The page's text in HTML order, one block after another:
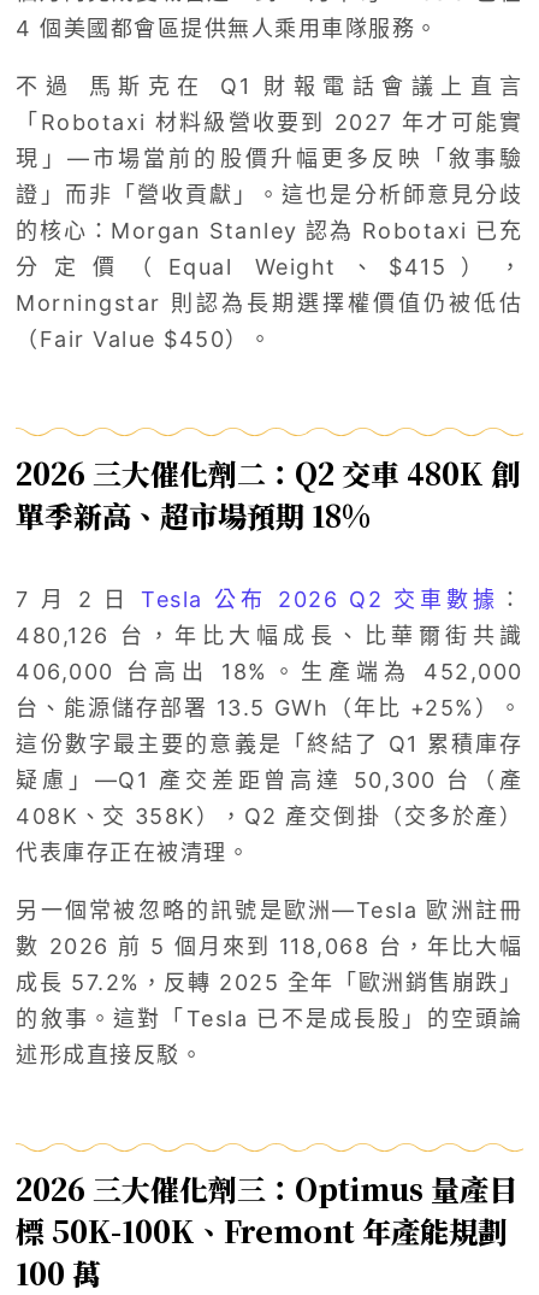
4 個美國都會區提供無人乘用車隊服務。
不過 馬斯克在 Q1 財報電話會議上直言
「Robotaxi 材料級營收要到 2027 年才可能實
現」—市場當前的股價升幅更多反映「敘事驗
證」而非「營收貢獻」。這也是分析師意見分歧
的核心：Morgan Stanley 認為 Robotaxi 已充
分定價（Equal Weight、$415），
Morningstar 則認為長期選擇權價值仍被低估
（Fair Value $450）。
2026 三大催化劑二：Q2 交車 480K 創
單季新高、超市場預期 18%
7 月 2 日Tesla 公布 2026 Q2 交車數據 ：
480,126 台，年比大幅成長、比華爾街共識
406,000 台高出 18%。生產端為 452,000
台、能源儲存部署 13.5 GWh（年比 +25%）。
這份數字最主要的意義是「終結了 Q1 累積庫存
疑慮」—Q1 產交差距曾高達 50,300 台（產
408K、交 358K），Q2 產交倒掛（交多於產）
代表庫存正在被清理。
另一個常被忽略的訊號是歐洲—Tesla 歐洲註冊
數 2026 前 5 個月來到 118,068 台，年比大幅
成長 57.2%，反轉 2025 全年「歐洲銷售崩跌」
的敘事。這對「Tesla 已不是成長股」的空頭論
述形成直接反駁。
2026 三大催化劑三：Optimus 量產目
標 50K-100K、Fremont 年產能規劃
100 萬